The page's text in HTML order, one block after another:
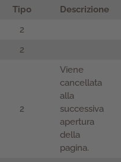
Tipo
Descrizione
2
2
2
Viene
cancellata
alla
successiva
apertura
della
pagina.